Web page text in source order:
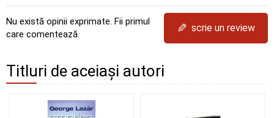
Nu există opinii exprimate. Fii primul
care comentează.
✎ scrie un review
Titluri de aceiași autori